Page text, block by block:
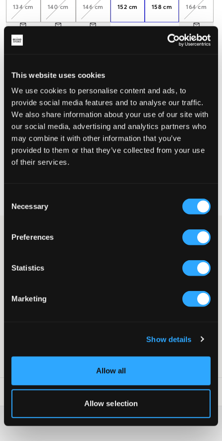
This website uses cookies
We use cookies to personalise content and ads, to
provide social media features and to analyse our traffic.
We also share information about your use of our site with
our social media, advertising and analytics partners who
may combine it with other information that you’ve
provided to them or that they’ve collected from your use
of their services.
Selection
Necessary
Preferences
Statistics
Marketing
Show details
Allow all
Allow selection
134 cm 140 cm 146 cm 152 cm 158 cm 164 cm
170 cm
Wahrgenommene Größe
Klein Perfekt Groß
GRÖSSENBERATER
WÄHLEN SIE EINE GRÖSSE
Widerrufsrecht
Helle Jeans im Fünf-Taschen-Modell von Gina Tricot Young. Die
Taille ist niedrig und die Beine haben eine entspannte Passform,
Abnutzungen.
Modell: Flare
Verstellbare Taille innen
Waschtipps:
Washing advice